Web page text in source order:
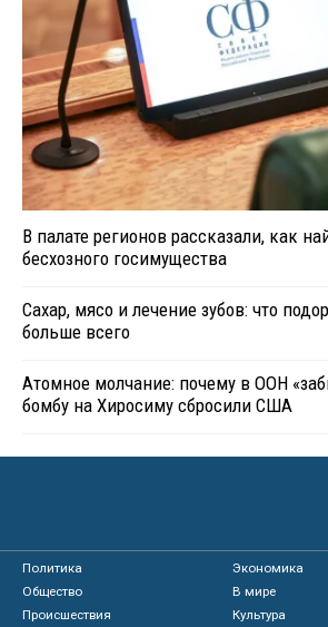
В палате регионов рассказали, как
бесхозного госимущества
Сахар, мясо и лечение зубов: что
больше всего
Атомное молчание: почему в ООН
бомбу на Хиросиму сбросили США
Политика
Экономика
Общество
В мире
Происшествия
Культура